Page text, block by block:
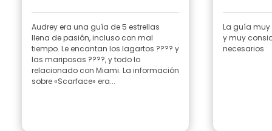
the full tour!"
Audrey era una guía de 5 estrellas
llena de pasión, incluso con mal
tiempo. Le encantan los lagartos ???? y
las mariposas ????, y todo lo
relacionado con Miami. La información
sobre «Scarface» era...
La guía muy
y muy
necesarios